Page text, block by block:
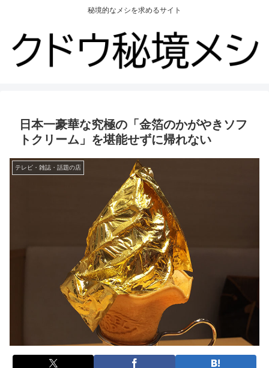
秘境的なメシを求めるサイト
日本一豪華な究極の「金箔のかがやきソフ
トクリーム」を堪能せずに帰れない
テレビ・雑誌・話題の店